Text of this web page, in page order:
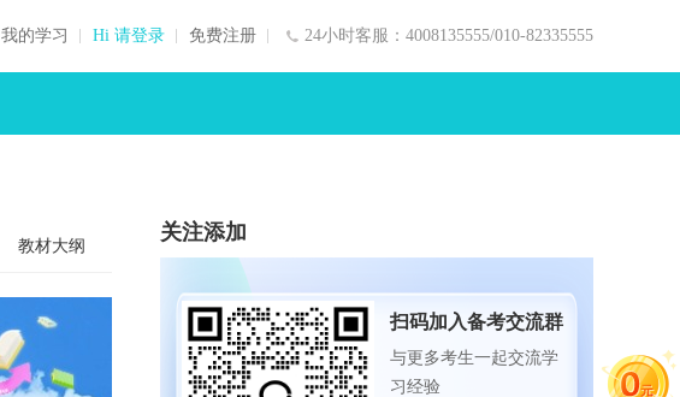
24小时客服：4008135555/010-82335555
我的学习 Hi 请登录 免费注册
教材大纲
关注添加
扫码加入备考交流群
与更多考生一起交流学
习经验